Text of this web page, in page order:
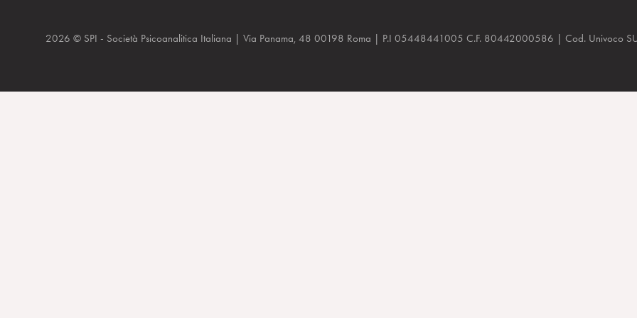
2026 © SPI - Società Psicoanalitica Italiana | Via Panama, 48 00198 Roma | P.I 05448441005 C.F. 80442000586 | Cod. Univoco